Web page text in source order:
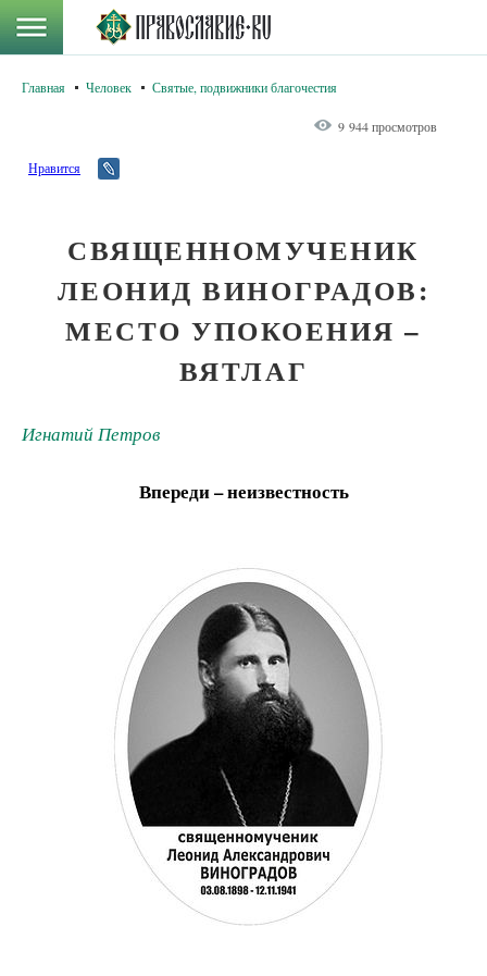
Главная Человек Святые, подвижники благочестия
9 944 просмотров
Нравится
СВЯЩЕННОМУЧЕНИК
ЛЕОНИД ВИНОГРАДОВ:
МЕСТО УПОКОЕНИЯ –
ВЯТЛАГ
Игнатий Петров
Впереди – неизвестность